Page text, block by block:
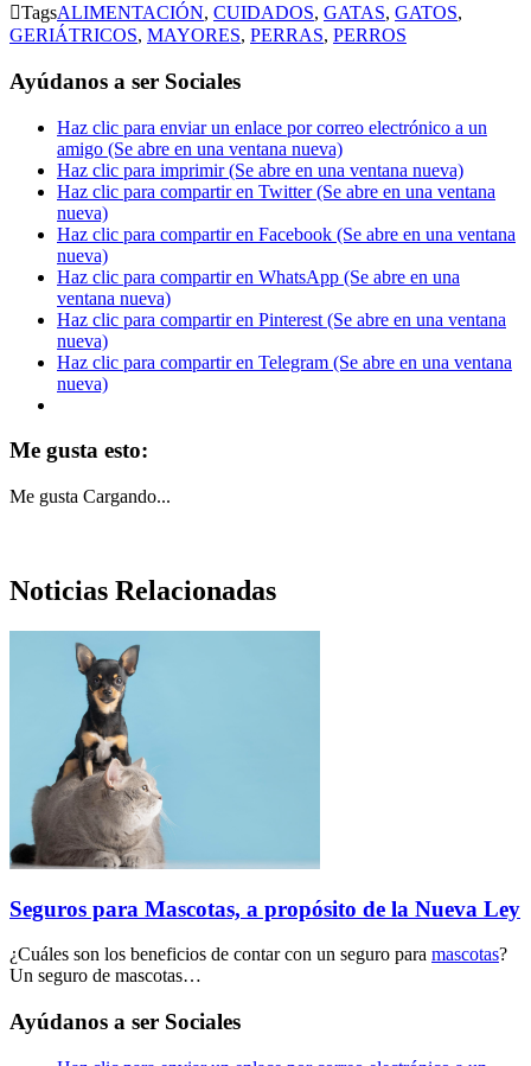
TagsALIMENTACIÓN, CUIDADOS, GATAS, GATOS,
GERIÁTRICOS, MAYORES, PERRAS, PERROS
Ayúdanos a ser Sociales
Haz clic para enviar un enlace por correo electrónico a un
amigo (Se abre en una ventana nueva)
Haz clic para imprimir (Se abre en una ventana nueva)
Haz clic para compartir en Twitter (Se abre en una ventana
nueva)
Haz clic para compartir en Facebook (Se abre en una ventana
nueva)
Haz clic para compartir en WhatsApp (Se abre en una
ventana nueva)
Haz clic para compartir en Pinterest (Se abre en una ventana
nueva)
Haz clic para compartir en Telegram (Se abre en una ventana
nueva)
Me gusta esto:
Me gusta Cargando...
Noticias Relacionadas
Seguros para Mascotas, a propósito de la Nueva Ley
¿Cuáles son los beneficios de contar con un seguro para mascotas?
Un seguro de mascotas…
Ayúdanos a ser Sociales